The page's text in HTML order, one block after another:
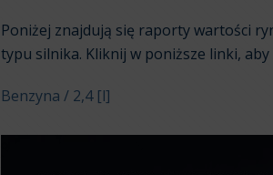
Poniżej znajdują się raporty wartości
typu silnika. Kliknij w poniższe linki,
Benzyna / 2,4 [l]